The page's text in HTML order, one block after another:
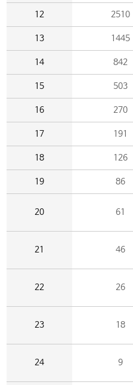
12 2510
13 1445
14 842
15 503
16 270
17 191
18 126
19 86
20 61
21 46
22 26
23 18
24 9